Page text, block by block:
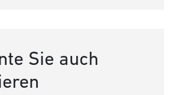
Sie auch